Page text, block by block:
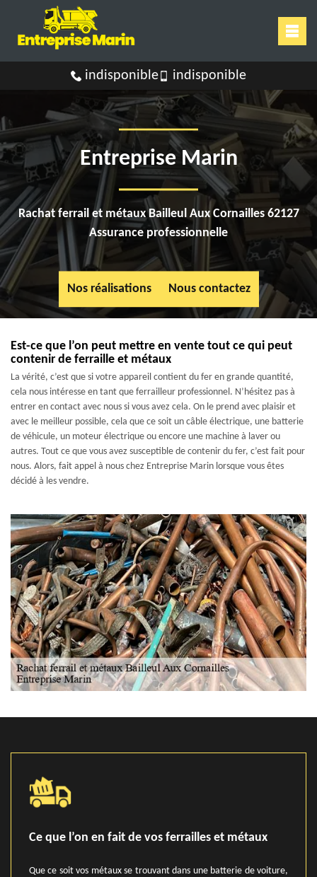
indisponible indisponible
Entreprise Marin
Rachat ferrail et métaux Bailleul Aux Cornailles 62127
Assurance professionnelle
Nos réalisations Nous contactez
Est-ce que l’on peut mettre en vente tout ce qui peut
contenir de ferraille et métaux
La vérité, c’est que si votre appareil contient du fer en grande quantité,
cela nous intéresse en tant que ferrailleur professionnel. N’hésitez pas à
entrer en contact avec nous si vous avez cela. On le prend avec plaisir et
avec le meilleur possible, cela que ce soit un câble électrique, une batterie
de véhicule, un moteur électrique ou encore une machine à laver ou
autres. Tout ce que vous avez susceptible de contenir du fer, c’est fait pour
nous. Alors, fait appel à nous chez Entreprise Marin lorsque vous êtes
décidé à les vendre.
Ce que l’on en fait de vos ferrailles et métaux
Que ce soit vos métaux se trouvant dans une batterie de voiture,